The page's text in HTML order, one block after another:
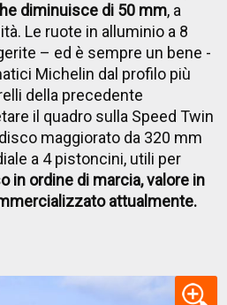
diminuisce di 50 mm, a
Le ruote in alluminio a 8
– ed è sempre un bene -
Michelin dal profilo più
della precedente
il quadro sulla Speed Twin
maggiorato da 320 mm
a 4 pistoncini, utili per
in ordine di marcia, valore in
attualmente.